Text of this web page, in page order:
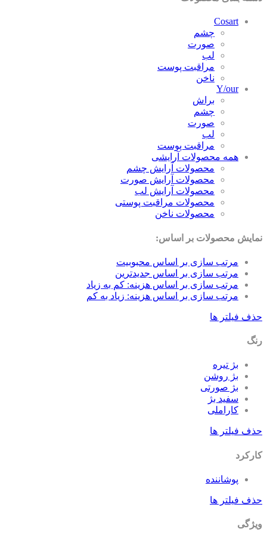
Cosart
چشم
صورت
لب
مراقبت پوست
ناخن
Y/our
براش
چشم
صورت
لب
مراقبت پوست
همه محصولات آرایشی
محصولات آرایش چشم
محصولات آرایش صورت
محصولات آرایش لب
محصولات مراقبت پوستی
محصولات ناخن
محصولات بر اساس:
مرتب سازی بر اساس محبوبیت
مرتب سازی بر اساس جدیدترین
مرتب سازی بر اساس هزینه: کم به زیاد
مرتب سازی بر اساس هزینه: زیاد به کم
فیلتر ها
بژ تیره
بژ روشن
بژ صورتی
سفید بژ
کاراملی
فیلتر ها
پوشاننده
فیلتر ها